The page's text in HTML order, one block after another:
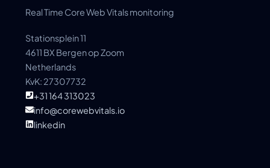
Real Time Core Web Vitals monitoring
Stationsplein 11
4611 BX Bergen op Zoom
Netherlands
KvK: 27307732
+31 164 313023
info@corewebvitals.io
linkedin